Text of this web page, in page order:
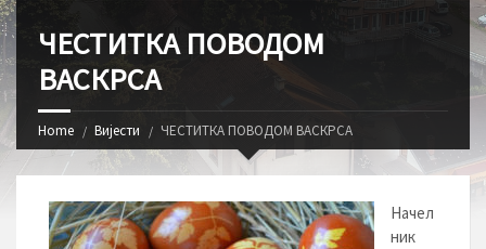
ЧЕСТИТКА ПОВОДОМ
ВАСКРСА
Home Вијести ЧЕСТИТКА ПОВОДОМ ВАСКРСА
Начел
ник